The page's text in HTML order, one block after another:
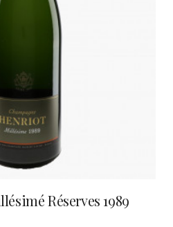
Réserves 1989